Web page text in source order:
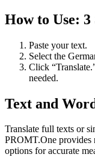
How to Use: 3
Paste your text.
Select the
Click
needed.
Text and
Translate full texts or
PROMT.One provides
options for accurate